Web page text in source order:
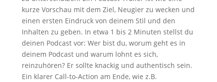
kurze Vorschau mit dem Ziel, Neugier zu wecken und
einen ersten Eindruck von deinem Stil und den
Inhalten zu geben. In etwa 1 bis 2 Minuten stellst du
deinen Podcast vor: Wer bist du, worum geht es in
deinem Podcast und warum lohnt es sich,
reinzuhören? Er sollte knackig und authentisch sein.
Ein klarer Call-to-Action am Ende, wie z.B.